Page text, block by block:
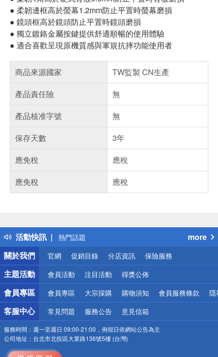
● 柔韌邊框高於螢幕1.2mm防止平置時螢幕磨損
● 鏡頭框高於鏡頭防止平置時鏡頭磨損
● 獨立鍍鉻金屬按鍵提供舒適順暢的使用體驗
● 適合喜歡呈現原機質感與軍規抗摔功能使用者
商品來源國家
TW監製 CN生產
產品責任險
無
產品核准字號
無
保存天數
3年
應免稅
應稅
應免稅
應稅
活動快訊
得獎公告
熱門話題
銀行優惠
偏遠地區配送
詐騙網頁！請小心！
more
關於我們
官網 促銷目錄 分店資訊 保險服務
主題活動 會員活動 注目活動 得獎公佈
會員專區 會員專區 大宗採購 購物須知 會員服務條款 隱
客服中心 常見問題 服務公告 意見信箱
服務時間： 週一至週日 09:00-21:00，例假日依網站公告為主
公司地址： 台北市北投區大業路136號5樓 (台灣)